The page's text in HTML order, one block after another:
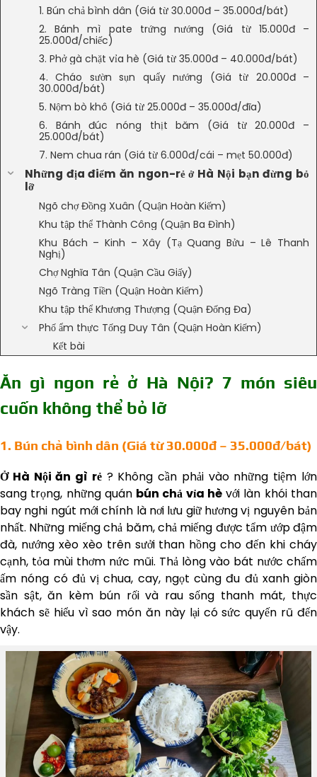
1. Bún chả bình dân (Giá từ 30.000đ – 35.000đ/bát)
2. Bánh mì pate trứng nướng (Giá từ 15.000đ –
25.000đ/chiếc)
3. Phở gà chặt vỉa hè (Giá từ 35.000đ – 40.000đ/bát)
4. Cháo sườn sụn quẩy nướng (Giá từ 20.000đ –
30.000đ/bát)
5. Nộm bò khô (Giá từ 25.000đ – 35.000đ/đĩa)
6. Bánh đúc nóng thịt băm (Giá từ 20.000đ –
25.000đ/bát)
7. Nem chua rán (Giá từ 6.000đ/cái – mẹt 50.000đ)
Những địa điểm ăn ngon-rẻ ở Hà Nội bạn đừng bỏ
lỡ
Ngõ chợ Đồng Xuân (Quận Hoàn Kiếm)
Khu tập thể Thành Công (Quận Ba Đình)
Khu Bách – Kinh – Xây (Tạ Quang Bửu – Lê Thanh
Nghị)
Chợ Nghĩa Tân (Quận Cầu Giấy)
Ngõ Tràng Tiền (Quận Hoàn Kiếm)
Khu tập thể Khương Thượng (Quận Đống Đa)
Phố ẩm thực Tống Duy Tân (Quận Hoàn Kiếm)
Kết bài
Ăn gì ngon rẻ ở Hà Nội? 7 món siêu
cuốn không thể bỏ lỡ
1. Bún chả bình dân (Giá từ 30.000đ – 35.000đ/bát)
Ở Hà Nội ăn gì rẻ? Không cần phải vào những tiệm lớn
sang trọng, những quán bún chả vỉa hèvới làn khói than
bay nghi ngút mới chính là nơi lưu giữ hương vị nguyên bản
nhất. Những miếng chả băm, chả miếng được tẩm ướp đậm
đà, nướng xèo xèo trên sưởi than hồng cho đến khi cháy
cạnh, tỏa mùi thơm nức mũi. Thả lòng vào bát nước chấm
ấm nóng có đủ vị chua, cay, ngọt cùng đu đủ xanh giòn
sần sật, ăn kèm bún rối và rau sống thanh mát, thực
khách sẽ hiểu vì sao món ăn này lại có sức quyến rũ đến
vậy.